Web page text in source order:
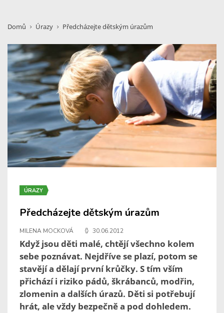
Domů Úrazy Předcházejte dětským úrazům
ÚRAZY
Předcházejte dětským úrazům
MILENA MOCKOVÁ 30.06.2012
Když jsou děti malé, chtějí všechno kolem
sebe poznávat. Nejdříve se plazí, potom se
stavějí a dělají první krůčky. S tím vším
přichází i riziko pádů, škrábanců, modřin,
zlomenin a dalších úrazů. Děti si potřebují
hrát, ale vždy bezpečně a pod dohledem.